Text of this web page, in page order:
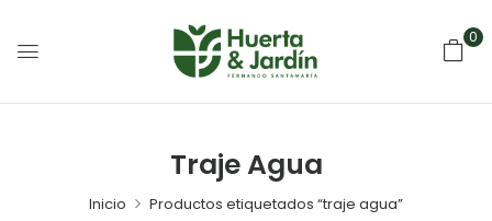
0
Traje Agua
Inicio Productos etiquetados “traje agua”